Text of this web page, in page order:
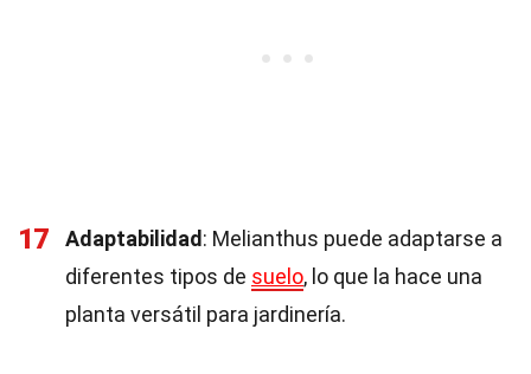
17 Adaptabilidad : Melianthus puede adaptarse a
diferentes tipos de suelo, lo que la hace una
planta versátil para jardinería.